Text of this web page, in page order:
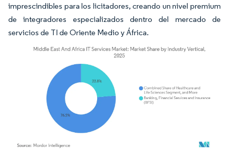
imprescindibles para los licitadores, creando un nivel premium
de integradores especializados dentro del mercado de
servicios de TI de Oriente Medio y África.